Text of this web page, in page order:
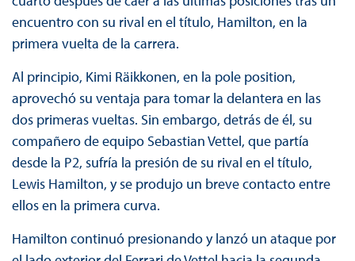
encuentro con su rival en el título, Hamilton, en la
primera vuelta de la carrera.
Al principio, Kimi Räikkonen, en la pole position,
aprovechó su ventaja para tomar la delantera en las
dos primeras vueltas. Sin embargo, detrás de él, su
compañero de equipo Sebastian Vettel, que partía
desde la P2, sufría la presión de su rival en el título,
Lewis Hamilton, y se produjo un breve contacto entre
ellos en la primera curva.
Hamilton continuó presionando y lanzó un ataque por